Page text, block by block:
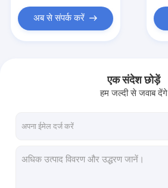
अब से संपर्क करें
एक संदेश छोड़ें
हम जल्दी से जवाब देंगे